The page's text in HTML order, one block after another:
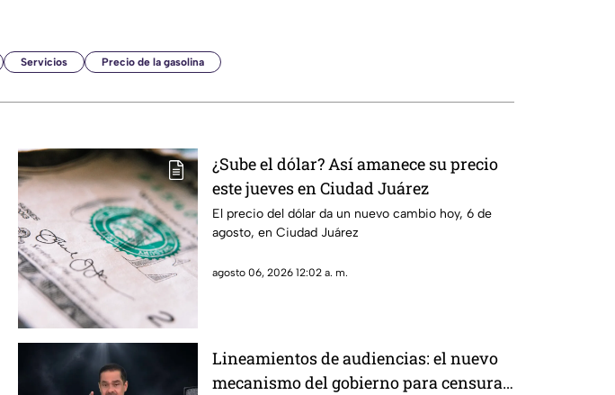
Servicios Precio de la gasolina
¿Sube el dólar? Así amanece su precio
este jueves en Ciudad Juárez
El precio del dólar da un nuevo cambio hoy, 6 de
agosto, en Ciudad Juárez
agosto 06, 2026 12:02 a. m.
Lineamientos de audiencias: el nuevo
mecanismo del gobierno para censurar